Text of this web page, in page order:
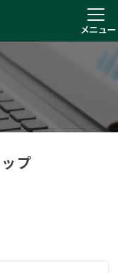
メニュー
プ